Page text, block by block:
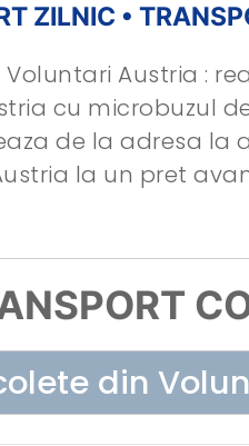
ZILNIC •
Austria :
cu microbuzul
de la adresa
la un pret
din